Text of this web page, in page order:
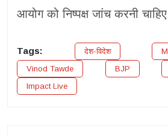
आयोग को निष्पक्ष जांच करनी
Tags: देश-विदेश
Vinod Tawde
BJP
Impact Live